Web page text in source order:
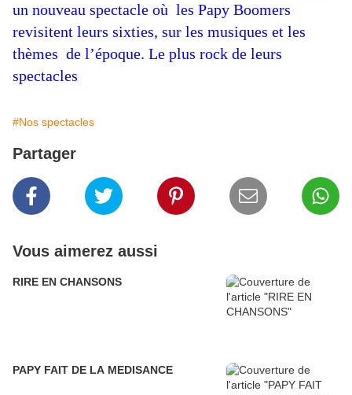
un nouveau spectacle où les Papy Boomers
revisitent leurs sixties, sur les musiques et les
thèmes de l’époque. Le plus rock de leurs
spectacles
#Nos spectacles
Partager
Vous aimerez aussi
RIRE EN CHANSONS
PAPY FAIT DE LA MEDISANCE